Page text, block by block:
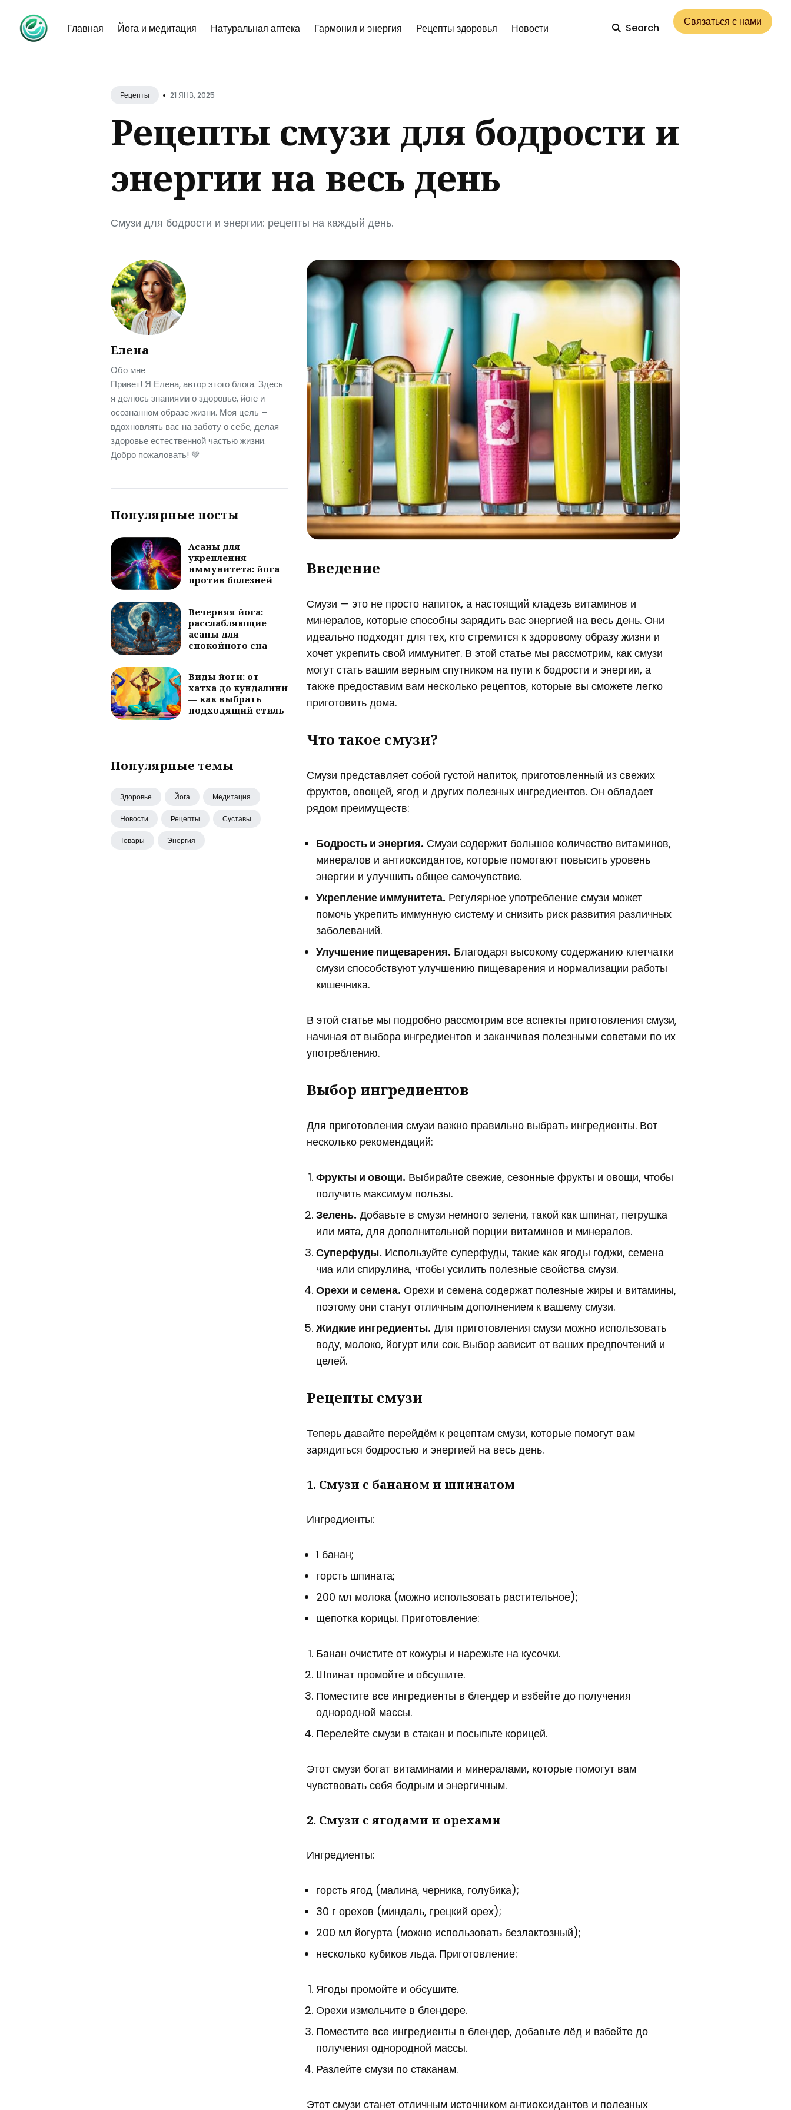
Главная Йога и медитация Натуральная аптека Гармония и энергия Рецепты здоровья Новости Search Связаться с нами
Рецепты • 21 ЯНВ, 2025
Рецепты смузи для бодрости и
энергии на весь день
Смузи для бодрости и энергии: рецепты на каждый день.
Елена
Обо мне
Привет! Я Елена, автор этого блога. Здесь
я делюсь знаниями о здоровье, йоге и
осознанном образе жизни. Моя цель –
вдохновлять вас на заботу о себе, делая
здоровье естественной частью жизни.
Добро пожаловать! 💚
Популярные посты
Асаны для
укрепления
иммунитета: йога
против болезней
Вечерняя йога:
расслабляющие
асаны для
спокойного сна
Виды йоги: от
хатха до кундалини
— как выбрать
подходящий стиль
Популярные темы
Здоровье Йога Медитация
Новости Рецепты Суставы
Товары Энергия
Введение
Смузи — это не просто напиток, а настоящий кладезь витаминов и
минералов, которые способны зарядить вас энергией на весь день. Они
идеально подходят для тех, кто стремится к здоровому образу жизни и
хочет укрепить свой иммунитет. В этой статье мы рассмотрим, как смузи
могут стать вашим верным спутником на пути к бодрости и энергии, а
также предоставим вам несколько рецептов, которые вы сможете легко
приготовить дома.
Что такое смузи?
Смузи представляет собой густой напиток, приготовленный из свежих
фруктов, овощей, ягод и других полезных ингредиентов. Он обладает
рядом преимуществ:
Бодрость и энергия. Смузи содержит большое количество витаминов,
минералов и антиоксидантов, которые помогают повысить уровень
энергии и улучшить общее самочувствие.
Укрепление иммунитета. Регулярное употребление смузи может
помочь укрепить иммунную систему и снизить риск развития различных
заболеваний.
Улучшение пищеварения. Благодаря высокому содержанию клетчатки
смузи способствуют улучшению пищеварения и нормализации работы
кишечника.
В этой статье мы подробно рассмотрим все аспекты приготовления смузи,
начиная от выбора ингредиентов и заканчивая полезными советами по их
употреблению.
Выбор ингредиентов
Для приготовления смузи важно правильно выбрать ингредиенты. Вот
несколько рекомендаций:
Фрукты и овощи. Выбирайте свежие, сезонные фрукты и овощи, чтобы
получить максимум пользы.
Зелень. Добавьте в смузи немного зелени, такой как шпинат, петрушка
или мята, для дополнительной порции витаминов и минералов.
Суперфуды. Используйте суперфуды, такие как ягоды годжи, семена
чиа или спирулина, чтобы усилить полезные свойства смузи.
Орехи и семена. Орехи и семена содержат полезные жиры и витамины,
поэтому они станут отличным дополнением к вашему смузи.
Жидкие ингредиенты. Для приготовления смузи можно использовать
воду, молоко, йогурт или сок. Выбор зависит от ваших предпочтений и
целей.
Рецепты смузи
Теперь давайте перейдём к рецептам смузи, которые помогут вам
зарядиться бодростью и энергией на весь день.
1. Смузи с бананом и шпинатом
Ингредиенты:
1 банан;
горсть шпината;
200 мл молока (можно использовать растительное);
щепотка корицы. Приготовление:
Банан очистите от кожуры и нарежьте на кусочки.
Шпинат промойте и обсушите.
Поместите все ингредиенты в блендер и взбейте до получения
однородной массы.
Перелейте смузи в стакан и посыпьте корицей.
Этот смузи богат витаминами и минералами, которые помогут вам
чувствовать себя бодрым и энергичным.
2. Смузи с ягодами и орехами
Ингредиенты:
горсть ягод (малина, черника, голубика);
30 г орехов (миндаль, грецкий орех);
200 мл йогурта (можно использовать безлактозный);
несколько кубиков льда. Приготовление:
Ягоды промойте и обсушите.
Орехи измельчите в блендере.
Поместите все ингредиенты в блендер, добавьте лёд и взбейте до
получения однородной массы.
Разлейте смузи по стаканам.
Этот смузи станет отличным источником антиоксидантов и полезных